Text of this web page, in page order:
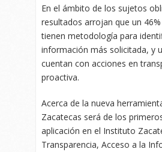
En el ámbito de los sujetos
resultados arrojan que un
tienen metodología para
información más solicitada, y
cuentan con acciones en
proactiva.
Acerca de la nueva
Zacatecas será de los
aplicación en el Instituto
Transparencia, Acceso a la